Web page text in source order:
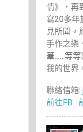
情》，再
寫20多年
見所聞。
手作之樂
筆……等等
我的世界
聯絡信箱:
前往FB